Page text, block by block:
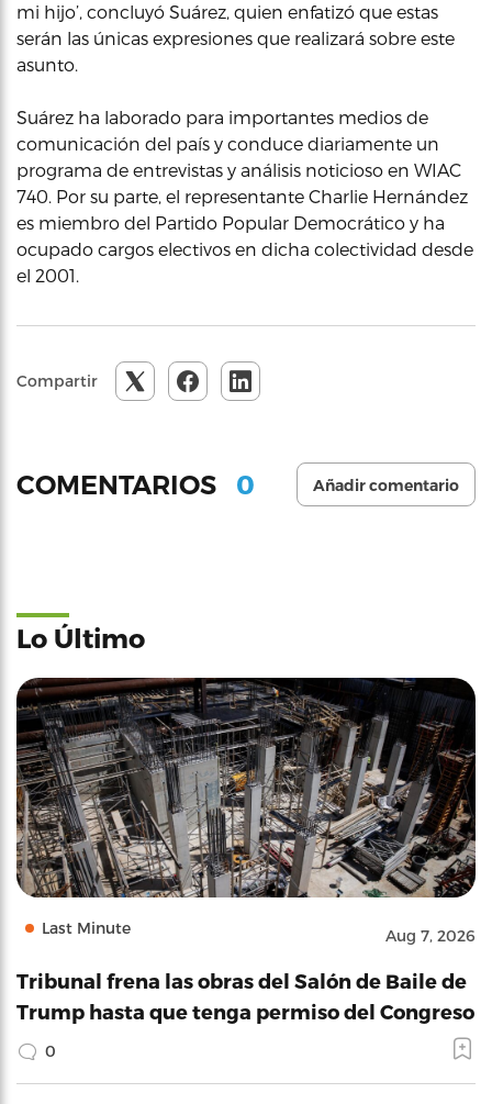
mi hijo’, concluyó Suárez, quien enfatizó que estas
serán las únicas expresiones que realizará sobre este
asunto.
Suárez ha laborado para importantes medios de
comunicación del país y conduce diariamente un
programa de entrevistas y análisis noticioso en WIAC
740. Por su parte, el representante Charlie Hernández
es miembro del Partido Popular Democrático y ha
ocupado cargos electivos en dicha colectividad desde
el 2001.
Compartir
COMENTARIOS 0 Añadir comentario
Lo Último
Last Minute Aug 7, 2026
Tribunal frena las obras del Salón de Baile de
Trump hasta que tenga permiso del Congreso
0